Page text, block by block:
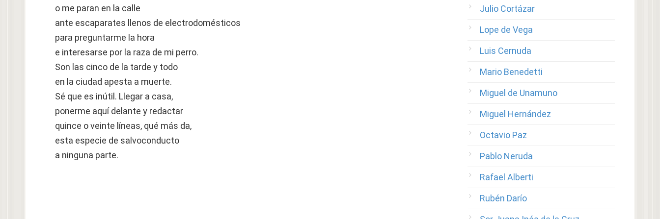
o me paran en la calle
ante escaparates llenos de electrodomésticos
para preguntarme la hora
e interesarse por la raza de mi perro.
Son las cinco de la tarde y todo
en la ciudad apesta a muerte.
Sé que es inútil. Llegar a casa,
ponerme aquí delante y redactar
quince o veinte líneas, qué más da,
esta especie de salvoconducto
a ninguna parte.
Julio Cortázar
Lope de Vega
Luis Cernuda
Mario Benedetti
Miguel de Unamuno
Miguel Hernández
Octavio Paz
Pablo Neruda
Rafael Alberti
Rubén Darío